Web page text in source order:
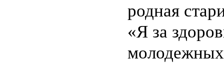
родная
«Я за